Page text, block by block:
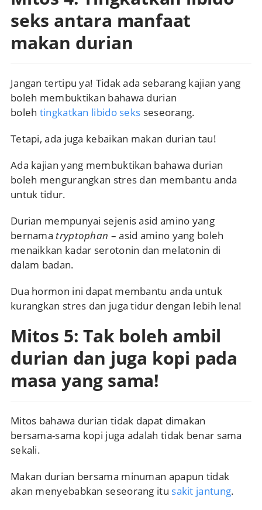
seks antara manfaat
makan durian
Jangan tertipu ya! Tidak ada sebarang kajian yang
boleh membuktikan bahawa durian
boleh tingkatkan libido seks seseorang.
Tetapi, ada juga kebaikan makan durian tau!
Ada kajian yang membuktikan bahawa durian
boleh mengurangkan stres dan membantu anda
untuk tidur.
Durian mempunyai sejenis asid amino yang
bernamatryptophan – asid amino yang boleh
menaikkan kadar serotonin dan melatonin di
dalam badan.
Dua hormon ini dapat membantu anda untuk
kurangkan stres dan juga tidur dengan lebih lena!
Mitos 5: Tak boleh ambil
durian dan juga kopi pada
masa yang sama!
Mitos bahawa durian tidak dapat dimakan
bersama-sama kopi juga adalah tidak benar sama
sekali.
Makan durian bersama minuman apapun tidak
akan menyebabkan seseorang itu sakit jantung.